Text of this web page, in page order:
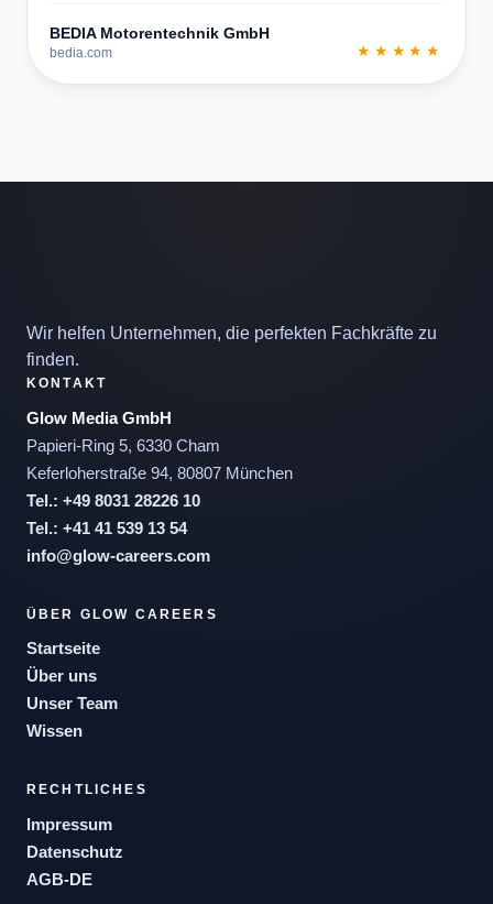
BEDIA Motorentechnik GmbH
bedia.com ★★★★★
Wir helfen Unternehmen, die perfekten Fachkräfte zu
finden.
KONTAKT
Glow Media GmbH
Papieri-Ring 5, 6330 Cham
Keferloherstraße 94, 80807 München
Tel.: +49 8031 28226 10
Tel.: +41 41 539 13 54
info@glow-careers.com
ÜBER GLOW CAREERS
Startseite
Über uns
Unser Team
Wissen
RECHTLICHES
Impressum
Datenschutz
AGB-DE